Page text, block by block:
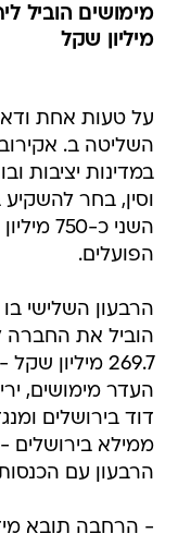
מיליון שקל
על טעות אחת
השליטה ב.
במדינות יציבות
וסין, בחר
השני כ-
הפועלים.
הוביל את החברה
269.7
העדר מימושים,
דוד בירושלים
ממילא בירושלים
הרבעון עם הכנסות של 109.7
- הרחבה תובא